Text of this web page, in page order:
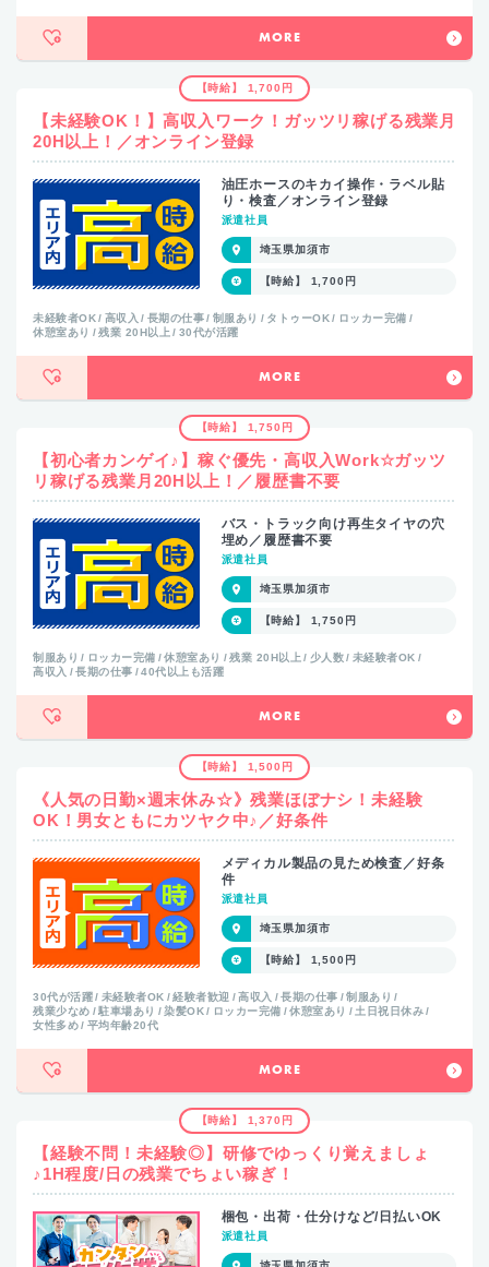
MORE
【時給】 1,700円
【未経験OK！】高収入ワーク！ガッツリ稼げる残業月
20H以上！／オンライン登録
油圧ホースのキカイ操作・ラベル貼
り・検査／オンライン登録
派遣社員
埼玉県加須市
【時給】 1,700円
未経験者OK 高収入 長期の仕事 制服あり タトゥーOK
ロッカー完備
休憩室あり
残業 20H以上 30代が活躍
MORE
【時給】 1,750円
【初心者カンゲイ♪】稼ぐ優先・高収入Work☆ガッツ
リ稼げる残業月20H以上！／履歴書不要
バス・トラック向け再生タイヤの穴
埋め／履歴書不要
派遣社員
埼玉県加須市
【時給】 1,750円
制服あり ロッカー完備 休憩室あり 残業 20H以上 少人数
未経験者OK
高収入
長期の仕事 40代以上も活躍
MORE
【時給】 1,500円
《人気の日勤×週末休み☆》残業ほぼナシ！未経験
OK！男女ともにカツヤク中♪／好条件
メディカル製品の見ため検査／好条
件
派遣社員
埼玉県加須市
【時給】 1,500円
30代が活躍 未経験者OK 経験者歓迎 高収入 長期の仕事
制服あり
残業少なめ
駐車場あり 染髪OK ロッカー完備 休憩室あり
土日祝日休み
女性多め
平均年齢20代
MORE
【時給】 1,370円
【経験不問！未経験◎】研修でゆっくり覚えましょ
♪1H程度/日の残業でちょい稼ぎ！
梱包・出荷・仕分けなど/日払いOK
派遣社員